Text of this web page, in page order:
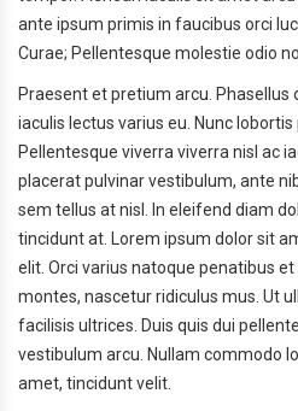
ante ipsum primis in faucibus orci
Curae; Pellentesque molestie odio
Praesent et pretium arcu.
iaculis lectus varius eu. Nunc
Pellentesque viverra viverra nisl ac
placerat pulvinar vestibulum, ante
sem tellus at nisl. In eleifend diam
tincidunt at. Lorem ipsum dolor sit
elit. Orci varius natoque penatibus
montes, nascetur ridiculus mus. Ut
facilisis ultrices. Duis quis dui
vestibulum arcu. Nullam commodo
amet, tincidunt velit.